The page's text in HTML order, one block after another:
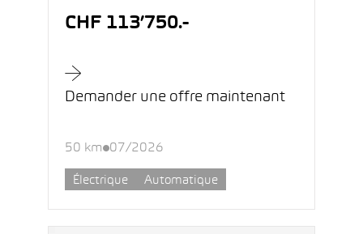
CHF 113’750.-
Demander une offre maintenant
50 km 07/2026
Électrique Automatique